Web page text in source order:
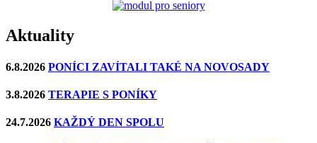
Aktuality
6.8.2026 PONÍCI ZAVÍTALI TAKÉ NA NOVOSADY
3.8.2026 TERAPIE S PONÍKY
24.7.2026 KAŽDÝ DEN SPOLU